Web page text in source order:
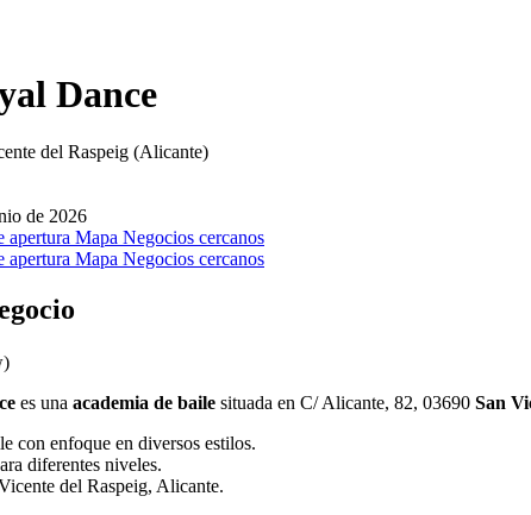
Dance
del Raspeig (Alicante)
de 2026
apertura Mapa Negocios cercanos
apertura Mapa Negocios cercanos
es una academia de baile situada en C/ Alicante, 82, 03690 San
con enfoque en diversos estilos.
diferentes niveles.
del Raspeig, Alicante.